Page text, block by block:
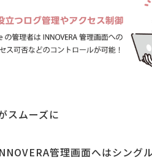
スムーズに
管理画面へはシン